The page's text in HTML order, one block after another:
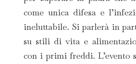
come unica difesa e
ineluttabile. Si parlerà in
su stili di vita e
con i primi freddi. L’evento